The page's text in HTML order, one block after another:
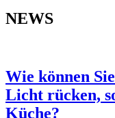
NEWS
Wie können
Licht rücken,
Küche?